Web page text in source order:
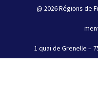
@ 2026 Régions de
1 quai de Grenelle –